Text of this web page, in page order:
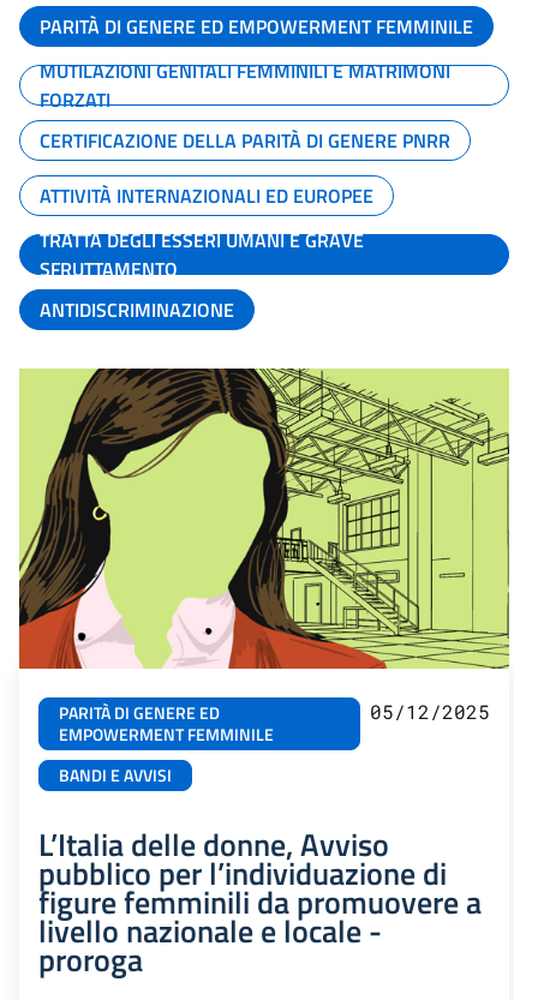
PARITÀ DI GENERE ED EMPOWERMENT FEMMINILE
MUTILAZIONI GENITALI FEMMINILI E MATRIMONI
FORZATI
CERTIFICAZIONE DELLA PARITÀ DI GENERE PNRR
ATTIVITÀ INTERNAZIONALI ED EUROPEE
TRATTA DEGLI ESSERI UMANI E GRAVE
SFRUTTAMENTO
ANTIDISCRIMINAZIONE
PARITÀ DI GENERE ED
EMPOWERMENT FEMMINILE
BANDI E AVVISI
05/12/2025
L’Italia delle donne, Avviso
pubblico per l’individuazione di
figure femminili da promuovere a
livello nazionale e locale -
proroga